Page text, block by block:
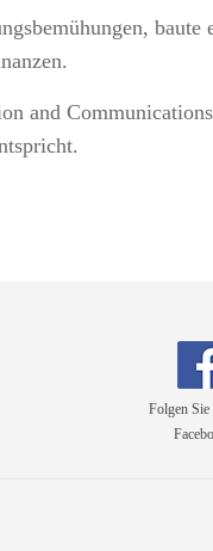
baute
and
Folgen Sie